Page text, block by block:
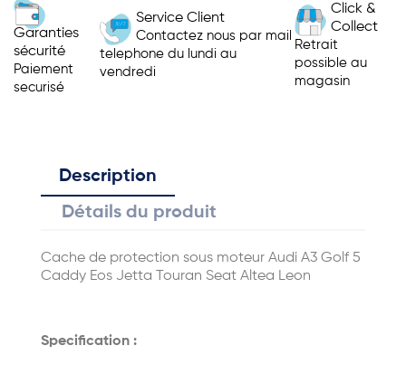
Garanties
sécurité
Paiement
securisé
Service Client
Contactez nous par mail
telephone du lundi au
vendredi
Click &
Collect
Retrait
possible au
magasin
Description
Détails du produit
Cache de protection sous moteur Audi A3 Golf 5
Caddy Eos Jetta Touran Seat Altea Leon
Specification :